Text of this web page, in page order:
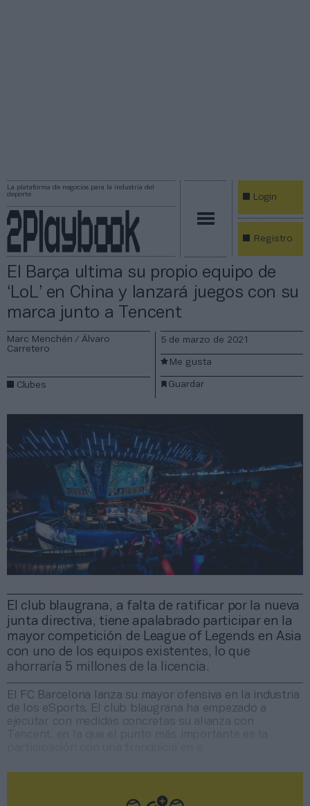
La plataforma de negocios para la industria del
deporte
Login
Registro
El Barça ultima su propio equipo de
‘LoL’ en China y lanzará juegos con su
marca junto a Tencent
El club blaugrana, a falta de ratificar por la nueva
junta directiva, tiene apalabrado participar en la
mayor competición de League of Legends en Asia
con uno de los equipos existentes, lo que
ahorraría 5 millones de la licencia.
Marc Menchén / Álvaro
Carretero
Clubes
5 de marzo de 2021
Guardar
Me gusta
El FC Barcelona lanza su mayor ofensiva en la industria
de los eSports. El club blaugrana ha empezado a
ejecutar con medidas concretas su alianza con